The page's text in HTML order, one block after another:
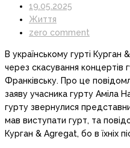
19.05.2025
Життя
zero comment
В українському гурті
через скасування концертів
Франківську. Про це
заяву учасника гурту Аміла
гурту звернулися
мав виступати гурт, та
Курган & Agregat, бо в їхніх